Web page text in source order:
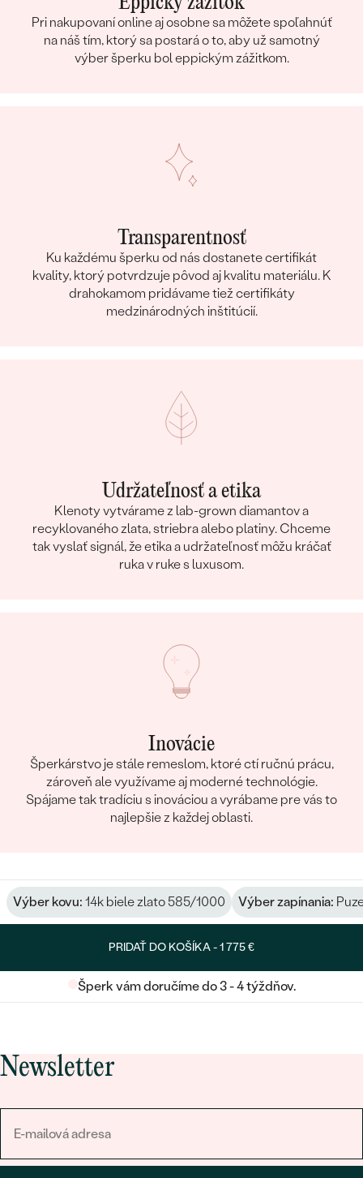
Pri nakupovaní online aj osobne sa môžete spoľahnúť
na náš tím, ktorý sa postará o to, aby už samotný
výber šperku bol eppickým zážitkom.
Transparentnosť
Ku každému šperku od nás dostanete certifikát
kvality, ktorý potvrdzuje pôvod aj kvalitu materiálu. K
drahokamom pridávame tiež certifikáty
medzinárodných inštitúcií.
Udržateľnosť a etika
Klenoty vytvárame z lab-grown diamantov a
recyklovaného zlata, striebra alebo platiny. Chceme
tak vyslať signál, že etika a udržateľnosť môžu kráčať
ruka v ruke s luxusom.
Inovácie
Šperkárstvo je stále remeslom, ktoré ctí ručnú prácu,
zároveň ale využívame aj moderné technológie.
Spájame tak tradíciu s inováciou a vyrábame pre vás to
najlepšie z každej oblasti.
Výber kovu: 14k biele zlato 585/1000 Výber zapínania:
PRIDAŤ DO KOŠÍKA -1 775 €
Šperk vám doručíme do 3 - 4 týždňov.
Newsletter